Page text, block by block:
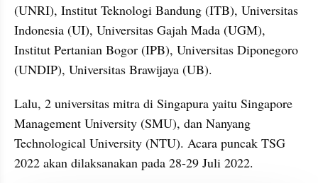
(UNRI), Institut Teknologi Bandung (ITB), Universitas
Indonesia (UI), Universitas Gajah Mada (UGM),
Institut Pertanian Bogor (IPB), Universitas Diponegoro
(UNDIP), Universitas Brawijaya (UB).
Lalu, 2 universitas mitra di Singapura yaitu Singapore
Management University (SMU), dan Nanyang
Technological University (NTU). Acara puncak TSG
2022 akan dilaksanakan pada 28-29 Juli 2022.